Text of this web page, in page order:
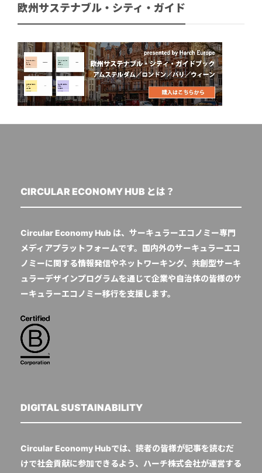
欧州サステナブル・シティ・ガイド
CIRCULAR ECONOMY HUB とは？
Circular Economy Hub は、サーキュラーエコノミー専門
メディアプラットフォームです。国内外のサーキュラーエコ
ノミーに関する情報発信やネットワーキング、共創型サーキ
ュラーデザインプログラムを通じて企業や自治体の皆様のサ
ーキュラーエコノミー移行を支援します。
DIGITAL SUSTAINABILITY
Circular Economy Hubでは、読者の皆様が記事を読むだ
けで社会貢献に参加できるよう、ハーチ株式会社が運営する